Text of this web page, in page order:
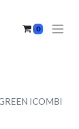
0
ICOMBI